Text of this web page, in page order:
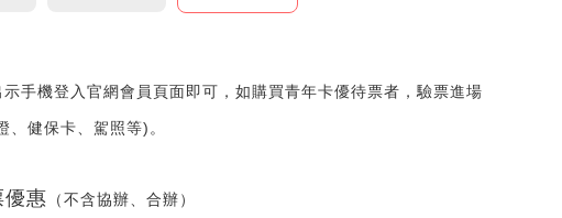
手機登入官網會員頁面即可，如購買青年卡優待票者，驗票進場
健保卡、駕照等)。
優惠 （不含協辦、合辦）